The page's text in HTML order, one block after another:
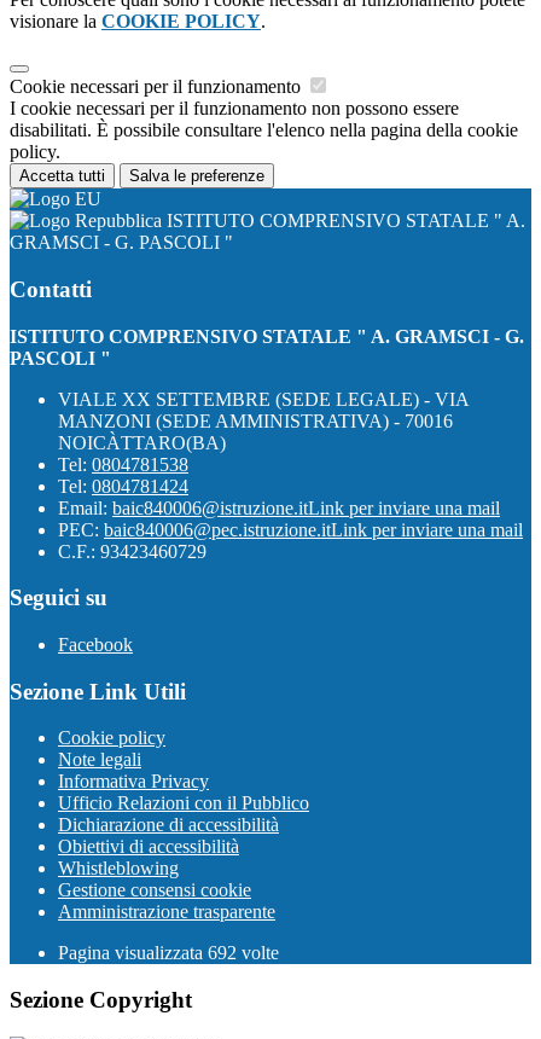
visionare la COOKIE POLICY.
Cookie necessari per il funzionamento
I cookie necessari per il funzionamento non possono essere
disabilitati. È possibile consultare l'elenco nella pagina della cookie
policy.
Accetta tutti Salva le preferenze
ISTITUTO COMPRENSIVO STATALE " A.
GRAMSCI - G. PASCOLI "
Contatti
ISTITUTO COMPRENSIVO STATALE " A. GRAMSCI - G.
PASCOLI "
VIALE XX SETTEMBRE (SEDE LEGALE) - VIA
MANZONI (SEDE AMMINISTRATIVA) - 70016
NOICÀTTARO(BA)
Tel: 0804781538
Tel: 0804781424
Email: baic840006@istruzione.itLink per inviare una mail
PEC: baic840006@pec.istruzione.itLink per inviare una mail
C.F.: 93423460729
Seguici su
Facebook
Sezione Link Utili
Cookie policy
Note legali
Informativa Privacy
Ufficio Relazioni con il Pubblico
Dichiarazione di accessibilità
Obiettivi di accessibilità
Whistleblowing
Gestione consensi cookie
Amministrazione trasparente
Pagina visualizzata 692 volte
Sezione Copyright